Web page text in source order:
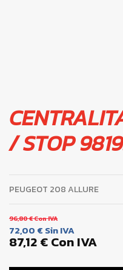
/ STOP
PEUGEOT 208 ALLURE
96,80 €Con IVA
72,00 € Sin IVA
87,12 €Con IVA